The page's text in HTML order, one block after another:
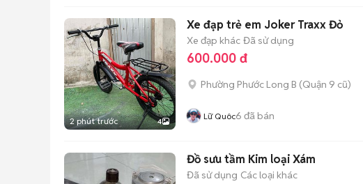
2 phút trước 4
Xe đạp trẻ em Joker Traxx Đỏ
Xe đạp khác Đã sử dụng
600.000 đ
Phường Phước Long B (Quận 9 cũ)
Lữ Quôc6 đã bán
Đồ sưu tầm Kim loại Xám
Đã sử dụng Các loại khác